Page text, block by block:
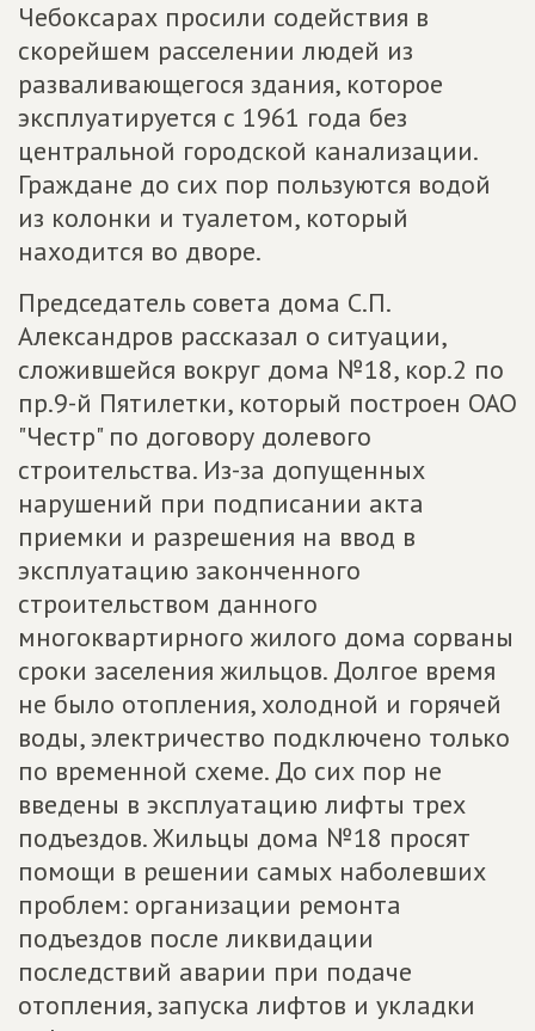
Чебоксарах просили содействия в
скорейшем расселении людей из
разваливающегося здания, которое
эксплуатируется с 1961 года без
центральной городской канализации.
Граждане до сих пор пользуются водой
из колонки и туалетом, который
находится во дворе.
Председатель совета дома С.П.
Александров рассказал о ситуации,
сложившейся вокруг дома №18, кор.2 по
пр.9-й Пятилетки, который построен ОАО
"Честр" по договору долевого
строительства. Из-за допущенных
нарушений при подписании акта
приемки и разрешения на ввод в
эксплуатацию законченного
строительством данного
многоквартирного жилого дома сорваны
сроки заселения жильцов. Долгое время
не было отопления, холодной и горячей
воды, электричество подключено только
по временной схеме. До сих пор не
введены в эксплуатацию лифты трех
подъездов. Жильцы дома №18 просят
помощи в решении самых наболевших
проблем: организации ремонта
подъездов после ликвидации
последствий аварии при подаче
отопления, запуска лифтов и укладки